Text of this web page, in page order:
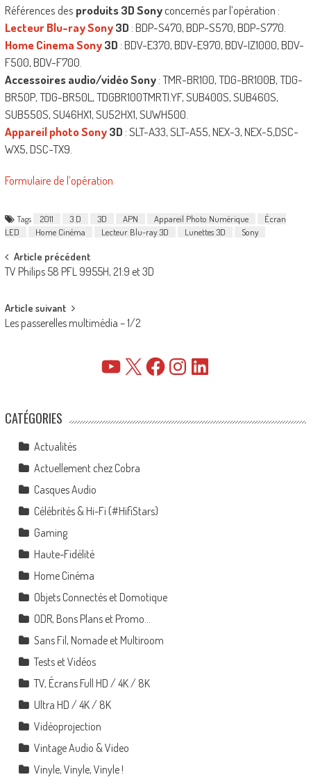
Références des produits 3D Sonyconcernés par l’opération :
Lecteur Blu-ray Sony3D : BDP-S470, BDP-S570, BDP-S770.
Home Cinema Sony 3D : BDV-E370, BDV-E970, BDV-IZ1000, BDV-
F500, BDV-F700.
Accessoires audio/vidéo Sony: TMR-BR100, TDG-BR100B, TDG-
BR50P, TDG-BR50L, TDGBR100TMRTI.YF, SUB400S, SUB460S,
SUB550S, SU46HX1, SU52HX1, SUWH500.
Appareil photo Sony3D : SLT-A33, SLT-A55, NEX-3, NEX-5,DSC-
WX5, DSC-TX9.
Formulaire de l’opération
Tags 2011 3 D 3D APN Appareil Photo Numérique
Écran
LED
Home Cinéma Lecteur Blu-ray 3D Lunettes 3D Sony
Post
navigation
Article précédent
TV Philips 58 PFL 9955H, 21:9 et 3D
Article suivant
Les passerelles multimédia – 1/2
YouTube FacebookInstagramLinkedIn
CATÉGORIES
Actualités
Actuellement chez Cobra
Casques Audio
Célébrités & Hi-Fi (#HifiStars)
Gaming
Haute-Fidélité
Home Cinéma
Objets Connectés et Domotique
ODR, Bons Plans et Promo…
Sans Fil, Nomade et Multiroom
Tests et Vidéos
TV, Écrans Full HD / 4K / 8K
Ultra HD / 4K / 8K
Vidéoprojection
Vintage Audio & Video
Vinyle, Vinyle, Vinyle !